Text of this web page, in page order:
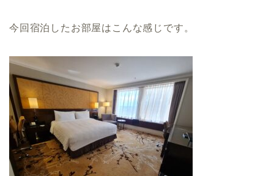
今回宿泊したお部屋はこんな感じです。